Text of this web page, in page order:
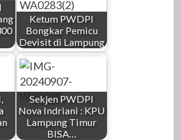
Ketum PWDPI
Bongkar Pemicu
Devisit di Lampung
Sekjen PWDPI
Nova Indriani : KPU
Lampung Timur
BISA…